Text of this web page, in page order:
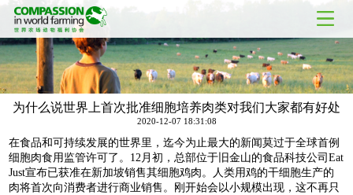
为什么说世界上首次批准细胞培养肉类对我们大家都有好处
2020-12-07 18:31:08
在食品和可持续发展的世界里，迄今为止最大的新闻莫过于全球首例
细胞肉食用监管许可了。12月初，总部位于旧金山的食品科技公司Eat
Just宣布已获准在新加坡销售其细胞鸡肉。人类用鸡的干细胞生产的
肉将首次向消费者进行商业销售。刚开始会以小规模出现，这不再只